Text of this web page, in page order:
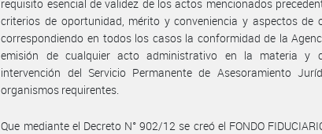
requisito esencial de validez de los actos mencionados
criterios de oportunidad, mérito y conveniencia y aspectos de
correspondiendo en todos los casos la conformidad de la
emisión de cualquier acto administrativo en la materia y
intervención del Servicio Permanente de Asesoramiento
organismos requirentes.
Que mediante el Decreto N° 902/12 se creó el FONDO